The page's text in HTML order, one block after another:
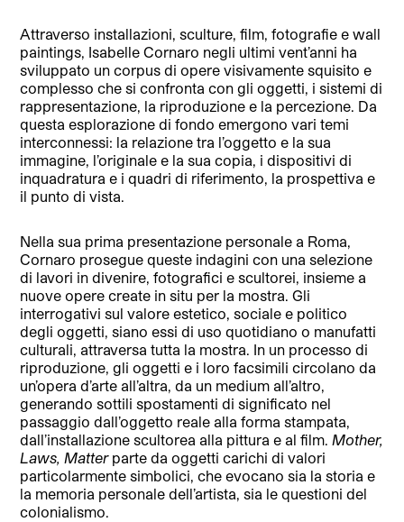
Attraverso installazioni, sculture, film, fotografie e wall
paintings, Isabelle Cornaro negli ultimi vent’anni ha
sviluppato un corpus di opere visivamente squisito e
complesso che si confronta con gli oggetti, i sistemi di
rappresentazione, la riproduzione e la percezione. Da
questa esplorazione di fondo emergono vari temi
interconnessi: la relazione tra l’oggetto e la sua
immagine, l’originale e la sua copia, i dispositivi di
inquadratura e i quadri di riferimento, la prospettiva e
il punto di vista.
Nella sua prima presentazione personale a Roma,
Cornaro prosegue queste indagini con una selezione
di lavori in divenire, fotografici e scultorei, insieme a
nuove opere create in situ per la mostra. Gli
interrogativi sul valore estetico, sociale e politico
degli oggetti, siano essi di uso quotidiano o manufatti
culturali, attraversa tutta la mostra. In un processo di
riproduzione, gli oggetti e i loro facsimili circolano da
un’opera d’arte all’altra, da un medium all’altro,
generando sottili spostamenti di significato nel
passaggio dall’oggetto reale alla forma stampata,
dall’installazione scultorea alla pittura e al film.Mother,
Laws, Matterparte da oggetti carichi di valori
particolarmente simbolici, che evocano sia la storia e
la memoria personale dell’artista, sia le questioni del
colonialismo.